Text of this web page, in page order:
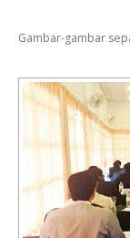
Gambar-gambar